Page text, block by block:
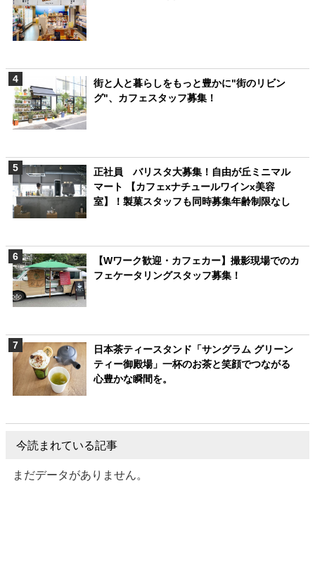
街と人と暮らしをもっと豊かに"街のリビン
グ"、カフェスタッフ募集！
正社員 バリスタ大募集！自由が丘ミニマル
マート 【カフェxナチュールワインx美容
室】！製菓スタッフも同時募集年齢制限なし
【Wワーク歓迎・カフェカー】撮影現場でのカ
フェケータリングスタッフ募集！
日本茶ティースタンド「サングラム グリーン
ティー御殿場」一杯のお茶と笑顔でつながる
心豊かな瞬間を。
今読まれている記事
まだデータがありません。